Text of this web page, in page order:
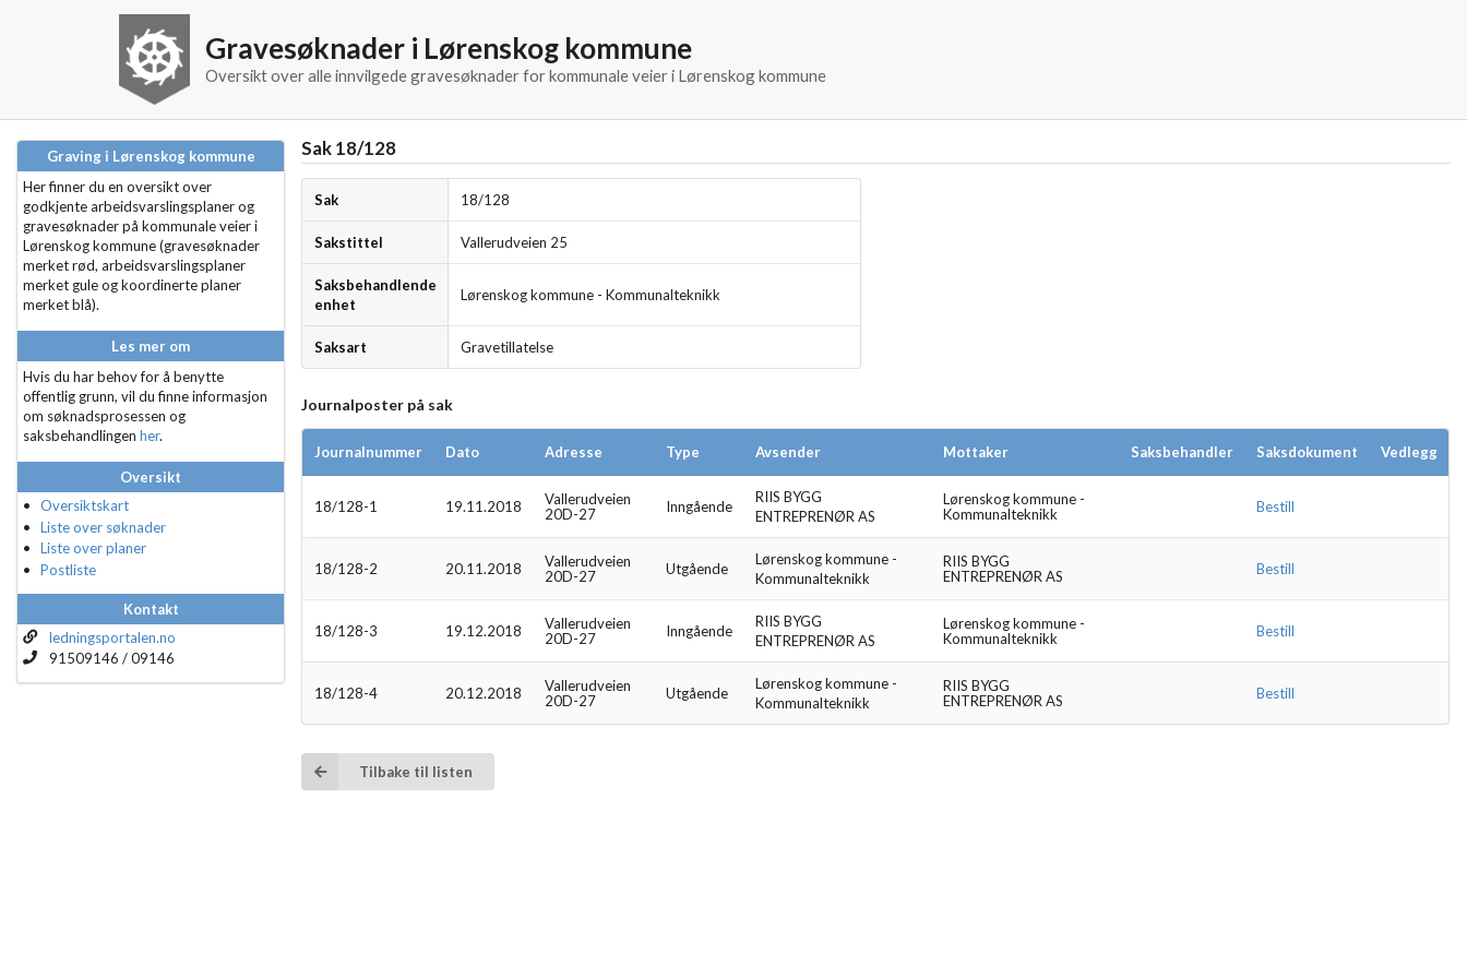
Gravesøknader i Lørenskog kommune
Oversikt over alle innvilgede gravesøknader for kommunale veier i Lørenskog kommune
Graving i Lørenskog kommune
Her finner du en oversikt over
godkjente arbeidsvarslingsplaner og
gravesøknader på kommunale veier i
Lørenskog kommune (gravesøknader
merket rød, arbeidsvarslingsplaner
merket gule og koordinerte planer
merket blå).
Les mer om
Hvis du har behov for å benytte
offentlig grunn, vil du finne informasjon
om søknadsprosessen og
saksbehandlingen her.
Oversikt
Oversiktskart
Liste over søknader
Liste over planer
Postliste
Kontakt
ledningsportalen.no
91509146 / 09146
Sak 18/128
Sak 18/128
Sakstittel Vallerudveien 25
Saksbehandlende
enhet
Lørenskog kommune - Kommunalteknikk
Saksart Gravetillatelse
Journalposter på sak
Journalnummer Dato Adresse Type Avsender Mottaker Saksbehandler Saksdokument Vedlegg
18/128-1 19.11.2018
Vallerudveien
20D-27
Inngående
RIIS BYGG
ENTREPRENØR AS
Lørenskog kommune -
Kommunalteknikk
Bestill
18/128-2 20.11.2018
Vallerudveien
20D-27
Utgående
Lørenskog kommune -
Kommunalteknikk
RIIS BYGG
ENTREPRENØR AS
Bestill
18/128-3 19.12.2018
Vallerudveien
20D-27
Inngående
RIIS BYGG
ENTREPRENØR AS
Lørenskog kommune -
Kommunalteknikk
Bestill
18/128-4 20.12.2018
Vallerudveien
20D-27
Utgående
Lørenskog kommune -
Kommunalteknikk
RIIS BYGG
ENTREPRENØR AS
Bestill
Tilbake til listen